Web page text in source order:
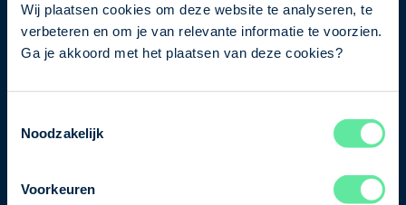
Wij plaatsen cookies om deze website te analyseren, te
verbeteren en om je van relevante informatie te voorzien.
Ga je akkoord met het plaatsen van deze cookies?
Noodzakelijk
Voorkeuren
Direct naar
Ons verhaal
Bezuidenhoutseweg 12
T+31 70 349 03 49